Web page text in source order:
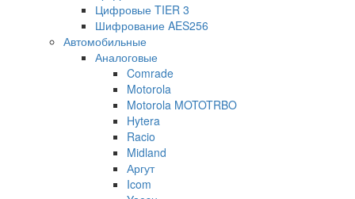
Цифровые TIER 3
Шифрование AES256
Автомобильные
Аналоговые
Comrade
Motorola
Motorola MOTOTRBO
Hytera
Racio
Midland
Аргут
Icom